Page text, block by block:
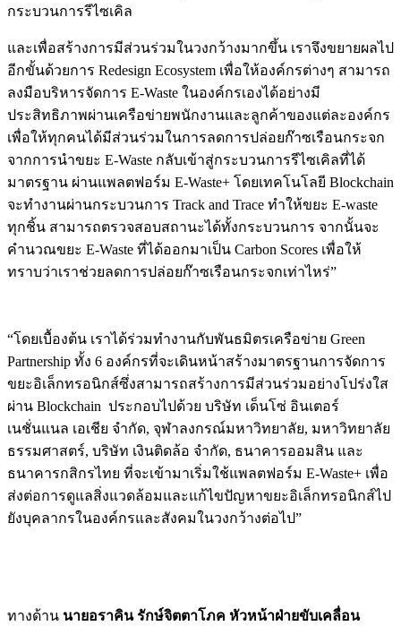
กระบวนการรีไซเคิล
และเพื่อสร้างการมีส่วนร่วมในวงกว้างมากขึ้น เราจึงขยายผลไป
อีกขั้นด้วยการ Redesign Ecosystem เพื่อให้องค์กรต่างๆ สามารถ
ลงมือบริหารจัดการ E-Waste ในองค์กรเองได้อย่างมี
ประสิทธิภาพผ่านเครือข่ายพนักงานและลูกค้าของแต่ละองค์กร
เพื่อให้ทุกคนได้มีส่วนร่วมในการลดการปล่อยก๊าซเรือนกระจก
จากการนำขยะ E-Waste กลับเข้าสู่กระบวนการรีไซเคิลที่ได้
มาตรฐาน ผ่านแพลตฟอร์ม E-Waste+ โดยเทคโนโลยี Blockchain
จะทำงานผ่านกระบวนการ Track and Trace ทำให้ขยะ E-waste
ทุกชิ้น สามารถตรวจสอบสถานะได้ทั้งกระบวนการ จากนั้นจะ
คำนวณขยะ E-Waste ที่ได้ออกมาเป็น Carbon Scores เพื่อให้
ทราบว่าเราช่วยลดการปล่อยก๊าซเรือนกระจกเท่าไหร่”
“โดยเบื้องต้น เราได้ร่วมทำงานกับพันธมิตรเครือข่าย Green
Partnership ทั้ง 6 องค์กรที่จะเดินหน้าสร้างมาตรฐานการจัดการ
ขยะอิเล็กทรอนิกส์ซึ่งสามารถสร้างการมีส่วนร่วมอย่างโปร่งใส
ผ่าน Blockchain ประกอบไปด้วย บริษัท เด็นโซ่ อินเตอร์
เนชั่นแนล เอเชีย จำกัด, จุฬาลงกรณ์มหาวิทยาลัย, มหาวิทยาลัย
ธรรมศาสตร์, บริษัท เงินติดล้อ จำกัด, ธนาคารออมสิน และ
ธนาคารกสิกรไทย ที่จะเข้ามาเริ่มใช้แพลตฟอร์ม E-Waste+ เพื่อ
ส่งต่อการดูแลสิ่งแวดล้อมและแก้ไขปัญหาขยะอิเล็กทรอนิกส์ไป
ยังบุคลากรในองค์กรและสังคมในวงกว้างต่อไป”
ทางด้าน นายอราคิน รักษ์จิตตาโภค หัวหน้าฝ่ายขับเคลื่อน